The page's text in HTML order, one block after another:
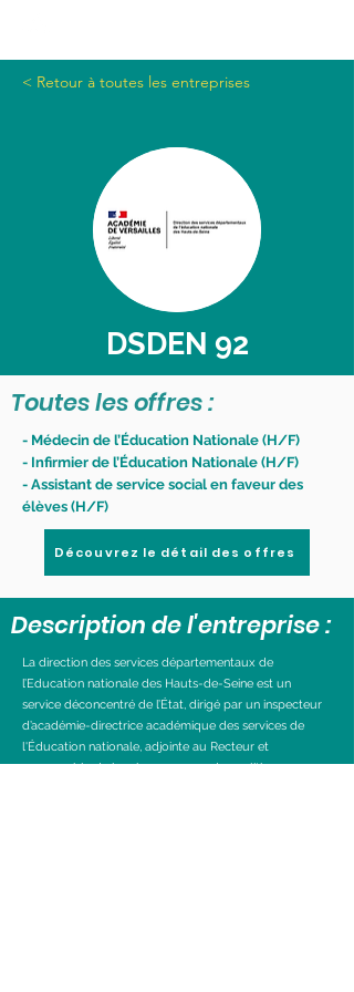
< Retour à toutes les entreprises
DSDEN 92
Toutes les offres :
- Médecin de l’Éducation Nationale (H/F)
- Infirmier de l’Éducation Nationale (H/F)
- Assistant de service social en faveur des
élèves (H/F)
Découvrez le détail des offres
Description de l'entreprise :
La direction des services départementaux de
l’Education nationale des Hauts-de-Seine est un
service déconcentré de l’État, dirigé par un inspecteur
d’académie-directrice académique des services de
l'Éducation nationale, adjointe au Recteur et
responsable de la mise en œuvre des politiques